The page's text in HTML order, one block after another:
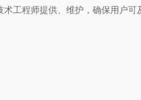
工程师提供、维护，确保用户可